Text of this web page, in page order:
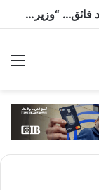
السفير دكتور محمد حجازي يكتب : محمد فائق… “وزير إفريقيا” الذي حمل رسالة القاهرة إلى القارة السمراء